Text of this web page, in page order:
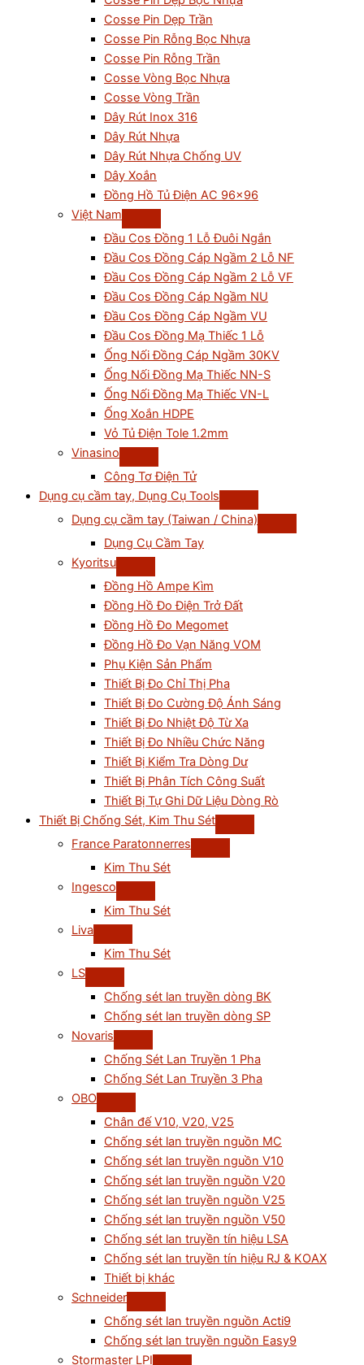
Cosse Pin Dẹp Trần
Cosse Pin Rỗng Bọc Nhựa
Cosse Pin Rỗng Trần
Cosse Vòng Bọc Nhựa
Cosse Vòng Trần
Dây Rút Inox 316
Dây Rút Nhựa
Dây Rút Nhựa Chống UV
Dây Xoắn
Đồng Hồ Tủ Điện AC 96×96
Việt Nam
Đầu Cos Đồng 1 Lỗ Đuôi Ngắn
Đầu Cos Đồng Cáp Ngầm 2 Lỗ NF
Đầu Cos Đồng Cáp Ngầm 2 Lỗ VF
Đầu Cos Đồng Cáp Ngầm NU
Đầu Cos Đồng Cáp Ngầm VU
Đầu Cos Đồng Mạ Thiếc 1 Lỗ
Ống Nối Đồng Cáp Ngầm 30KV
Ống Nối Đồng Mạ Thiếc NN-S
Ống Nối Đồng Mạ Thiếc VN-L
Ống Xoắn HDPE
Vỏ Tủ Điện Tole 1.2mm
Vinasino
Công Tơ Điện Tử
Dụng cụ cầm tay, Dụng Cụ Tools
Dụng cụ cầm tay (Taiwan / China)
Dụng Cụ Cầm Tay
Kyoritsu
Đồng Hồ Ampe Kìm
Đồng Hồ Đo Điện Trở Đất
Đồng Hồ Đo Megomet
Đồng Hồ Đo Vạn Năng VOM
Phụ Kiện Sản Phẩm
Thiết Bị Đo Chỉ Thị Pha
Thiết Bị Đo Cường Độ Ánh Sáng
Thiết Bị Đo Nhiệt Độ Từ Xa
Thiết Bị Đo Nhiều Chức Năng
Thiết Bị Kiểm Tra Dòng Dư
Thiết Bị Phân Tích Công Suất
Thiết Bị Tự Ghi Dữ Liệu Dòng Rò
Thiết Bị Chống Sét, Kim Thu Sét
France Paratonnerres
Kim Thu Sét
Ingesco
Kim Thu Sét
Liva
Kim Thu Sét
LS
Chống sét lan truyền dòng BK
Chống sét lan truyền dòng SP
Novaris
Chống Sét Lan Truyền 1 Pha
Chống Sét Lan Truyền 3 Pha
OBO
Chân đế V10, V20, V25
Chống sét lan truyền nguồn MC
Chống sét lan truyền nguồn V10
Chống sét lan truyền nguồn V20
Chống sét lan truyền nguồn V25
Chống sét lan truyền nguồn V50
Chống sét lan truyền tín hiệu LSA
Chống sét lan truyền tín hiệu RJ & KOAX
Thiết bị khác
Schneider
Chống sét lan truyền nguồn Acti9
Chống sét lan truyền nguồn Easy9
Stormaster LPI